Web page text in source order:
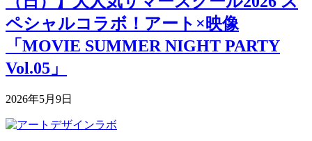
ペシャルコラボ！アート×映像
「MOVIE SUMMER NIGHT PARTY
Vol.05」
2026年5月9日